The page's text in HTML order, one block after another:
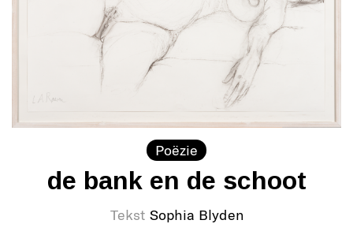
Poëzie
de bank en de schoot
Tekst Sophia Blyden